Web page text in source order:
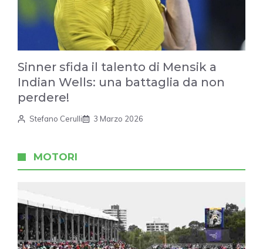
Sinner sfida il talento di Mensik a
Indian Wells: una battaglia da non
perdere!
Stefano Cerulli 3 Marzo 2026
MOTORI